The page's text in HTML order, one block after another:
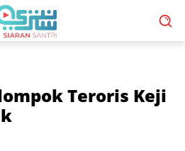
Teroris Keji